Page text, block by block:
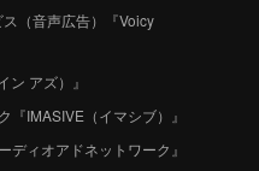
（音声広告）『Voicy
アズ）』
IMASIVE（イマシブ）』
ディオアドネットワーク』